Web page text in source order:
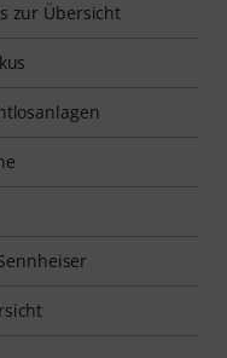
zur Übersicht